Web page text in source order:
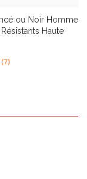
ou Noir Homme
Haute
(7)